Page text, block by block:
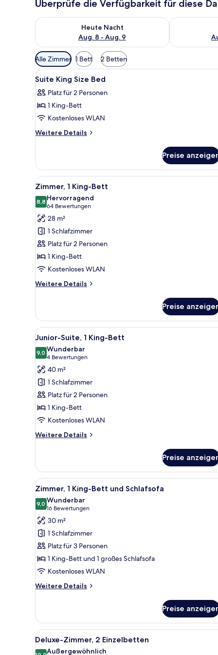
Überprüfe die Verfügbarkeit für diese
Heute Nacht
Aug. 8 - Aug. 9
Überprüfe die Verfügbarkeit für heute Nacht, Aug. 8
Überprüfe
Verfügbare
Filter
für
Alle Zimmer 1 Bett 2 Betten
Alle
Fotos
für
Suite
King
Size
Ein Hotelzimmer mit Bett,
11
Suite King Size Bed
Platz für 2 Personen
1 King-Bett
Kostenloses WLAN
Weitere Details
Weitere
King
Size
Bed
Preise
Alle
Fotos
für
Zimmer,
1 King-
Bett
anzeigen
Ein Hotelzimmer mit einem
5
Zimmer, 1 King-Bett
8,88,8 von 10
Hervorragend
64 Bewertungen
(64
Bewertungen)
28 m²
1 Schlafzimmer
Platz für 2 Personen
1 King-Bett
Kostenloses WLAN
Weitere Details
Weitere
1 King-
Bett
Preise
Alle
Fotos
für
Junior-
Suite,
1 King-
Bett
anzeigen
Ein modernes Hotelzimmer
7
Junior-Suite, 1 King-Bett
9,09,0 von 10
Wunderbar
4 Bewertungen
(4
Bewertungen)
40 m²
1 Schlafzimmer
Platz für 2 Personen
1 King-Bett
Kostenloses WLAN
Weitere Details
Weitere
Suite,
1 King-
Bett
Preise
Alle
Fotos
für
Zimmer,
1 King-
Bett
und
Schlafsofa
anzeigen
Ein Hotelzimmer mit einem
5
Zimmer, 1 King-Bett und Schlafsofa
9,09,0 von 10
Wunderbar
16 Bewertungen
(16
Bewertungen)
30 m²
1 Schlafzimmer
Platz für 3 Personen
1 King-Bett und 1 großes Schlafsofa
Kostenloses WLAN
Weitere Details
Weitere
1 King-
Bett
und
Schlafsofa
Preise
Alle
Fotos
Ein Hotelzimmer mit Bett,
4
Deluxe-Zimmer, 2 Einzelbetten
Außergewöhnlich